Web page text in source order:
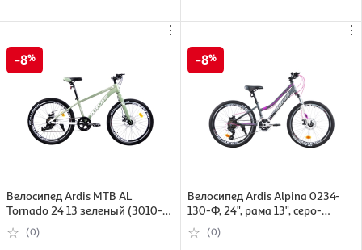
⋮
8
Велосипед Ardis MTB AL
Tornado 24 13 зеленый (3010-
130-1)
(0)
⋮
8
Велосипед Ardis Alpina 0234-
130-Ф, 24", рама 13", серо-
фиолетовый (0234-130-Ф)
(0)